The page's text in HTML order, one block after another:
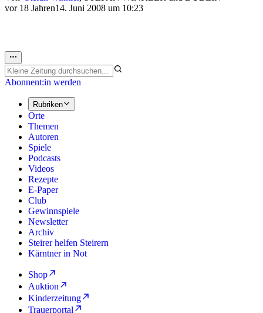
vor 18 Jahren14. Juni 2008 um 10:23
Abonnent:in werden
Rubriken
Orte
Themen
Autoren
Spiele
Podcasts
Videos
Rezepte
E-Paper
Club
Gewinnspiele
Newsletter
Archiv
Steirer helfen Steirern
Kärntner in Not
Shop
Auktion
Kinderzeitung
Trauerportal